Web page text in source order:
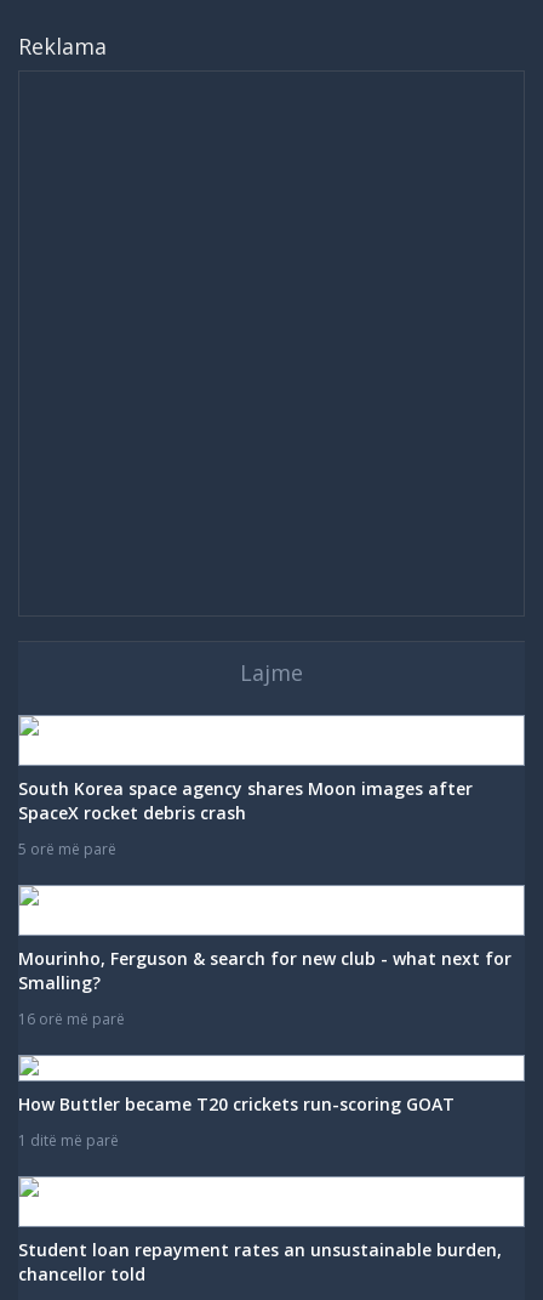
Reklama
Lajme
South Korea space agency shares Moon images after
SpaceX rocket debris crash
5 orë më parë
Mourinho, Ferguson & search for new club - what next for
Smalling?
16 orë më parë
How Buttler became T20 crickets run-scoring GOAT
1 ditë më parë
Student loan repayment rates an unsustainable burden,
chancellor told